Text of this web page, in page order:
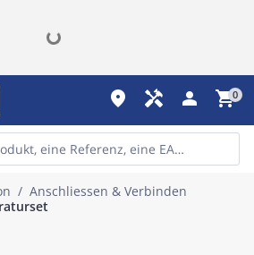
place handyman person shopping_cart0
Anschliessen & Verbinden